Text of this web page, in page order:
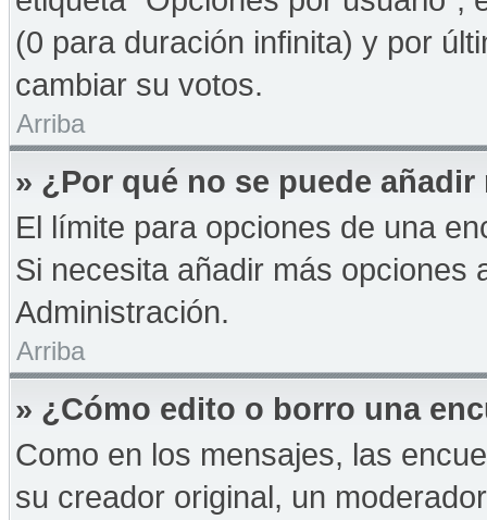
(0 para duración infinita) y por
cambiar su votos.
Arriba
» ¿Por qué no se puede
El límite para opciones de una
Si necesita añadir más opciones
Administración.
Arriba
» ¿Cómo edito o borro una
Como en los mensajes, las
su creador original, un